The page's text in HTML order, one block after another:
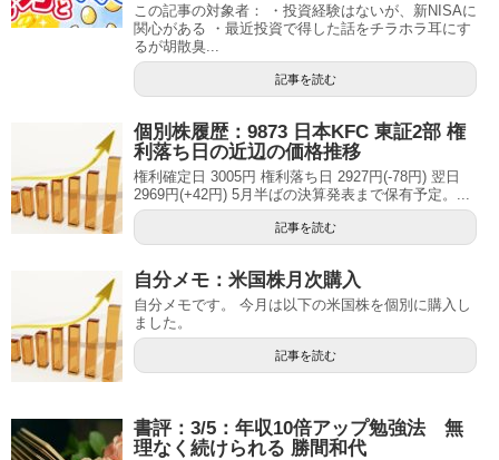
この記事の対象者： ・投資経験はないが、新NISAに
関心がある ・最近投資で得した話をチラホラ耳にす
るが胡散臭...
記事を読む
個別株履歴：9873 日本KFC 東証2部 権
利落ち日の近辺の価格推移
権利確定日 3005円 権利落ち日 2927円(-78円) 翌日
2969円(+42円) 5月半ばの決算発表まで保有予定。...
記事を読む
自分メモ：米国株月次購入
自分メモです。 今月は以下の米国株を個別に購入し
ました。
記事を読む
書評：3/5：年収10倍アップ勉強法 無
理なく続けられる 勝間和代